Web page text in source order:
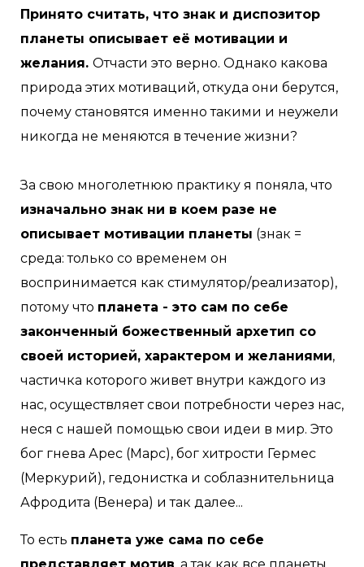
Принято считать, что знак и диспозитор
планеты описывает её мотивации и
желания. Отчасти это верно. Однако какова
природа этих мотиваций, откуда они берутся,
почему становятся именно такими и неужели
никогда не меняются в течение жизни?
За свою многолетнюю практику я поняла, что
изначально знак ни в коем разе не
описывает мотивации планеты (знак =
среда: только со временем он
воспринимается как стимулятор/реализатор),
потому что планета - это сам по себе
законченный божественный архетип со
своей историей, характером и желаниями,
частичка которого живет внутри каждого из
нас, осуществляет свои потребности через нас,
неся с нашей помощью свои идеи в мир. Это
бог гнева Арес (Марс), бог хитрости Гермес
(Меркурий), гедонистка и соблазнительница
Афродита (Венера) и так далее...
То есть планета уже сама по себе